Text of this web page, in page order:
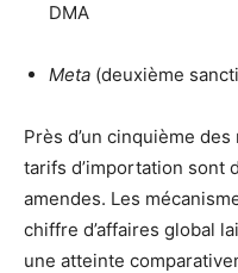
DMA
Meta (deuxième
Près d’un cinquième
tarifs d’importation sont
amendes. Les
chiffre d’affaires global
une atteinte